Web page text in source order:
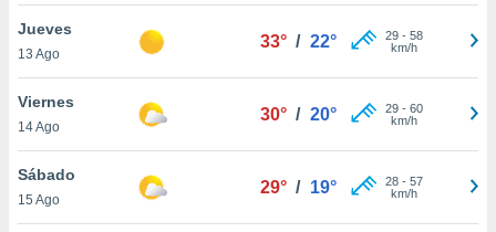
Jueves
13 Ago
33° / 22° 29- 58
km/h
Viernes
14 Ago
30° / 20° 29- 60
km/h
Sábado
15 Ago
29° / 19° 28- 57
km/h